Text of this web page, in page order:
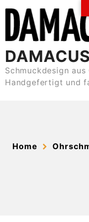
content
Schmuckdesign
Handgefertigt und
Home